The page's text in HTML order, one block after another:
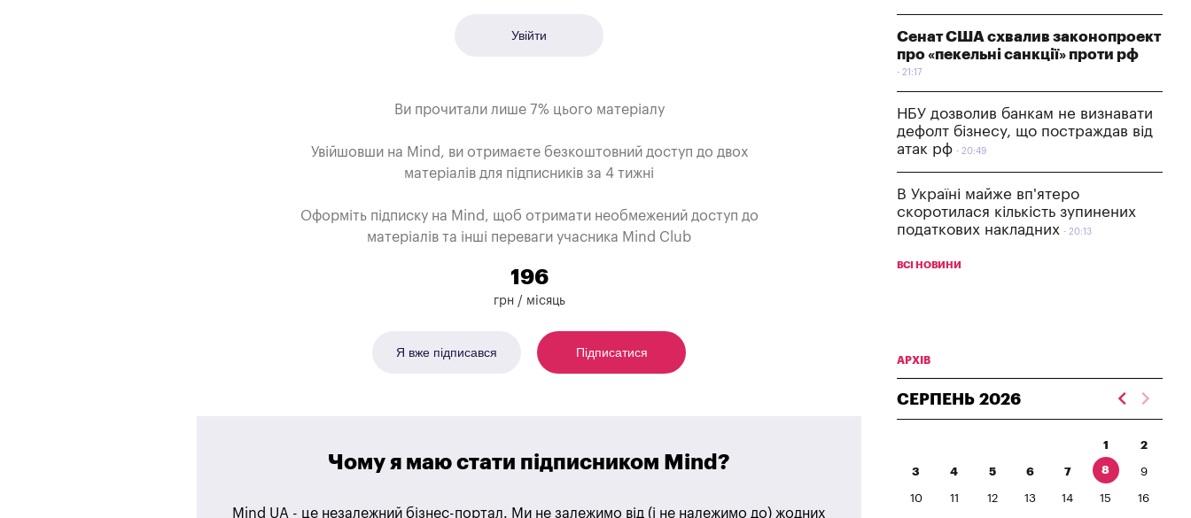
Увійти
Ви прочитали лише 7% цього матеріалу
Увійшовши на Mind, ви отримаєте безкоштовний доступ до двох
матеріалів для підписників за 4 тижні
Оформіть підписку на Mind, щоб отримати необмежений доступ до
матеріалів та інші переваги учасника Mind Club
196
грн / місяць
Я вже підписався Підписатися
Чому я маю стати підписником Mind?
Mind UA - це незалежний бізнес-портал. Ми не залежимо від (і не належимо до) жодних
Сенат США схвалив законопроект
про «пекельні санкції» проти рф
21:17
НБУ дозволив банкам не визнавати
дефолт бізнесу, що постраждав від
атак рф
20:49
В Україні майже вп'ятеро
скоротилася кількість зупинених
податкових накладних
20:13
ВСІ НОВИНИ
АРХІВ
СЕРПЕНЬ 2026
1 2
3 4 5 6 7 8 9
10 11 12 13 14 15 16